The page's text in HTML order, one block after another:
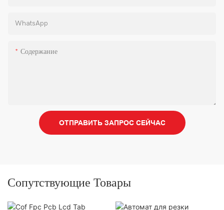
WhatsApp
Содержание
ОТПРАВИТЬ ЗАПРОС СЕЙЧАС
Сопутствующие Товары